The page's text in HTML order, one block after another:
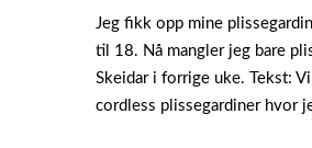
Jeg fikk opp mine
til 18. Nå mangler jeg bare
Skeidar i forrige uke. Tekst:
cordless plissegardiner hvor